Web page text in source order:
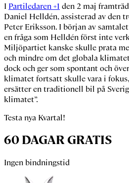
I Partiledaren +1 den 2 maj
Daniel Helldén, assisterad av den
Peter Eriksson. I början av
en fråga som Helldén först inte
Miljöpartiet kanske skulle prata
och mindre om det globala
dock och ger som spontant och
klimatet fortsatt skulle vara i
ersätter en traditionell bil på
klimatet”.
Testa nya Kvartal!
60 DAGAR GRATIS
Ingen bindningstid